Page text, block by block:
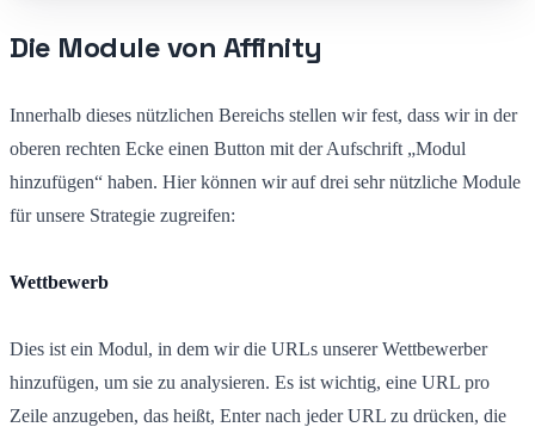
Die Module von Affinity
Innerhalb dieses nützlichen Bereichs stellen wir fest, dass wir in der
oberen rechten Ecke einen Button mit der Aufschrift „Modul
hinzufügen“ haben. Hier können wir auf drei sehr nützliche Module
für unsere Strategie zugreifen:
Wettbewerb
Dies ist ein Modul, in dem wir die URLs unserer Wettbewerber
hinzufügen, um sie zu analysieren. Es ist wichtig, eine URL pro
Zeile anzugeben, das heißt, Enter nach jeder URL zu drücken, die